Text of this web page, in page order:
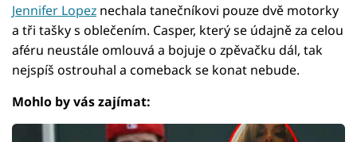
Jennifer Lopez nechala tanečníkovi pouze dvě motorky
a tři tašky s oblečením. Casper, který se údajně za celou
aféru neustále omlouvá a bojuje o zpěvačku dál, tak
nejspíš ostrouhal a comeback se konat nebude.
Mohlo by vás zajímat: